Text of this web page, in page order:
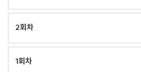
2회차
1회차